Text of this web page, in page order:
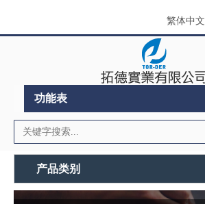
繁体中文
功能表
产品类别